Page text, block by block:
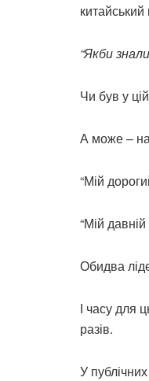
китайський
“Якби
Чи був у
А може –
“Мій
“Мій
Обидва
І часу для
разів.
У